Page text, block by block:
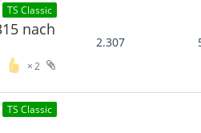
TS Classic
nach
2
2.307
TS Classic